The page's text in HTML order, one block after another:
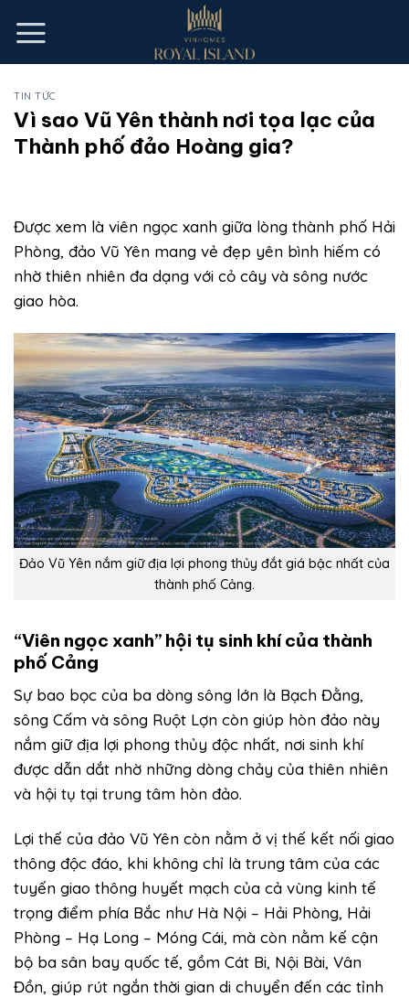
TIN TỨC
Vì sao Vũ Yên thành nơi tọa lạc của
Thành phố đảo Hoàng gia?
Được xem là viên ngọc xanh giữa lòng thành phố Hải
Phòng, đảo Vũ Yên mang vẻ đẹp yên bình hiếm có
nhờ thiên nhiên đa dạng với cỏ cây và sông nước
giao hòa.
Đảo Vũ Yên nắm giữ địa lợi phong thủy đắt giá bậc nhất của
thành phố Cảng.
“Viên ngọc xanh” hội tụ sinh khí của thành
phố Cảng
Sự bao bọc của ba dòng sông lớn là Bạch Đằng,
sông Cấm và sông Ruột Lợn còn giúp hòn đảo này
nắm giữ địa lợi phong thủy độc nhất, nơi sinh khí
được dẫn dắt nhờ những dòng chảy của thiên nhiên
và hội tụ tại trung tâm hòn đảo.
Lợi thế của đảo Vũ Yên còn nằm ở vị thế kết nối giao
thông độc đáo, khi không chỉ là trung tâm của các
tuyến giao thông huyết mạch của cả vùng kinh tế
trọng điểm phía Bắc như Hà Nội – Hải Phòng, Hải
Phòng – Hạ Long – Móng Cái, mà còn nằm kế cận
bộ ba sân bay quốc tế, gồm Cát Bi, Nội Bài, Vân
Đồn, giúp rút ngắn thời gian di chuyển đến các tỉnh